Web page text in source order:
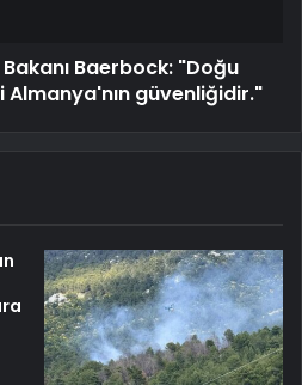
Baerbock: "Doğu
Almanya'nın güvenliğidir."